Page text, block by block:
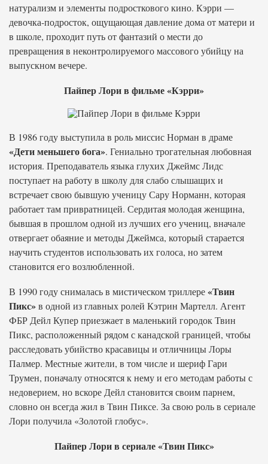
натурализм и элементы подросткового кино. Кэрри —
девочка-подросток, ощущающая давление дома от матери и
в школе, проходит путь от фантазий о мести до
превращения в неконтролируемого массового убийцу на
выпускном вечере.
Пайпер Лори в фильме «Кэрри»
В 1986 году выступила в роль миссис Норман в драме
«Дети меньшего бога». Гениально трогательная любовная
история. Преподаватель языка глухих Джеймс Лидс
поступает на работу в школу для слабо слышащих и
встречает свою бывшую ученицу Сару Норманн, которая
работает там привратницей. Сердитая молодая женщина,
бывшая в прошлом одной из лучших его учениц, вначале
отвергает обаяние и методы Джеймса, который старается
научить студентов использовать их голоса, но затем
становится его возлюбленной.
В 1990 году снималась в мистическом триллере«Твин
Пикс»в одной из главных ролей Кэтрин Мартелл. Агент
ФБР Дейл Купер приезжает в маленький городок Твин
Пикс, расположенный рядом с канадской границей, чтобы
расследовать убийство красавицы и отличницы Лоры
Палмер. Местные жители, в том числе и шериф Гари
Трумен, поначалу относятся к нему и его методам работы с
недоверием, но вскоре Дейл становится своим парнем,
словно он всегда жил в Твин Пиксе. За свою роль в сериале
Лори получила «Золотой глобус».
Пайпер Лори в сериале «Твин Пикс»